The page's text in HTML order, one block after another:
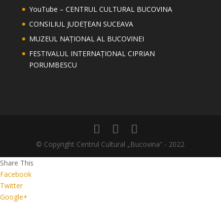
YouTube – CENTRUL CULTURAL BUCOVINA
CONSILIUL JUDEȚEAN SUCEAVA
MUZEUL NAȚIONAL AL BUCOVINEI
FESTIVALUL INTERNAȚIONAL CIPRIAN
PORUMBESCU
© Copyright Centrul Cultural „Bucovina” - 2022
Share This
Facebook
Twitter
Google+